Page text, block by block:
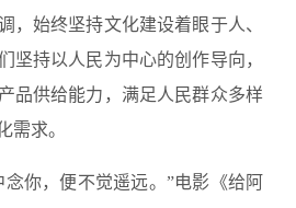
始终坚持文化建设着眼于人、
坚持以人民为中心的创作导向，
品供给能力，满足人民群众多样
需求。
，便不觉遥远。”电影《给阿